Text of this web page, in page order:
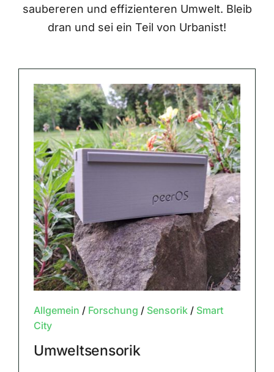
saubereren und effizienteren Umwelt. Bleib
dran und sei ein Teil von Urbanist!
Allgemein / Forschung / Sensorik/ Smart
City
Umweltsensorik